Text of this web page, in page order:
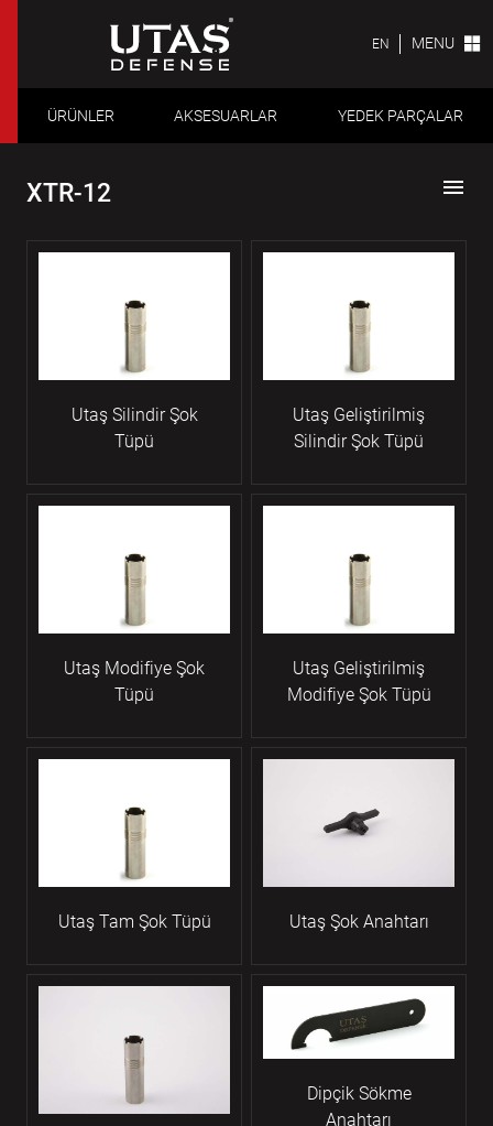
EN MENU
ÜRÜNLER AKSESUARLAR YEDEK PARÇALAR
XTR-12 menu
Utaş Silindir Şok
Tüpü
Utaş Geliştirilmiş
Silindir Şok Tüpü
Utaş Modifiye Şok
Tüpü
Utaş Geliştirilmiş
Modifiye Şok Tüpü
Utaş Tam Şok Tüpü Utaş Şok Anahtarı
Dipçik Sökme
Anahtarı